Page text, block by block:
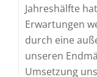
Jahreshälfte
Erwartungen
durch eine
unseren
Umsetzung